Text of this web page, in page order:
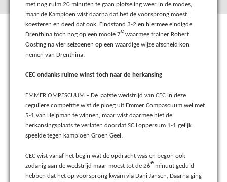
met nog ruim 20 minuten te gaan plotseling weer in de modes,
maar de Kampioen wist daarna dat het de voorsprong moest
koesteren en deed dat ook. Eindstand 3-2 en hiermee eindigde
Drenthina toch nog op een mooie 7e waarmee trainer Robert
Oosting na vier seizoenen op een waardige wijze afscheid kon
nemen van Drenthina.
CEC ondanks ruime winst toch naar de herkansing
EMMER OMPESCUUM – De laatste wedstrijd van CEC in deze
reguliere competitie wist de ploeg uit Emmer Compascuum wel met
5-1 van Helpman te winnen, maar wist daarmee niet de
herkansingsplaats te verlaten doordat SC Loppersum 1-1 gelijk
speelde tegen kampioen Groen Geel.
CEC wist vanaf het begin wat de opdracht was en begon ook
zodanig aan de wedstrijd maar moest tot de 26e minuut geduld
hebben dat het op voorsprong kwam via Dani Jansen, Daarna ging